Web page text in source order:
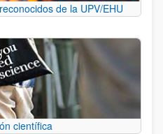
de la UPV/EHU
científica